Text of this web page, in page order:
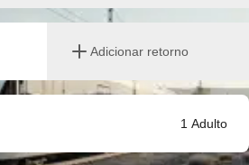
Adicionar retorno
1 Adulto